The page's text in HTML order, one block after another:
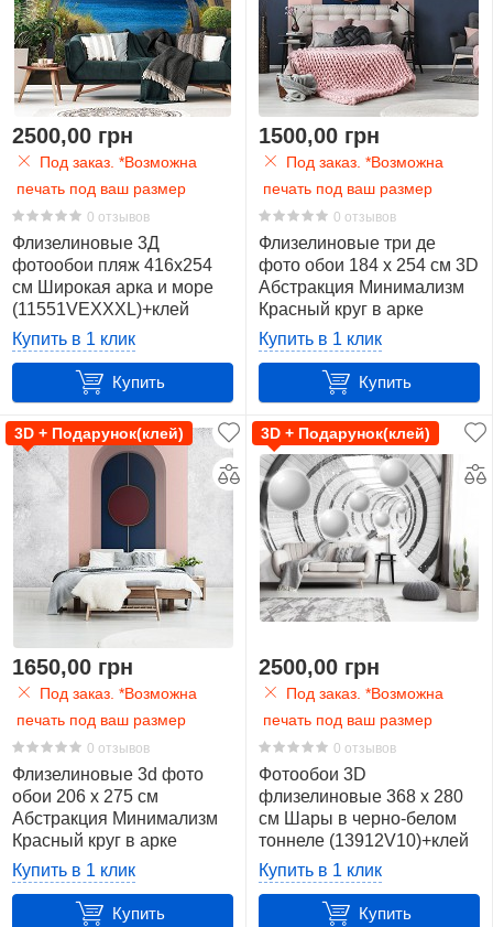
2500,00 грн
Под заказ. *Возможна
печать под ваш размер
0 отзывов
Флизелиновые 3Д
фотообои пляж 416x254
см Широкая арка и море
(11551VEXXXL)+клей
Купить в 1 клик
Купить
1500,00 грн
Под заказ. *Возможна
печать под ваш размер
0 отзывов
Флизелиновые три де
фото обои 184 x 254 см 3D
Абстракция Минимализм
Красный круг в арке
(13747V4A)+клей
Купить в 1 клик
Купить
3D + Подарунок(клей)
1650,00 грн
Под заказ. *Возможна
печать под ваш размер
0 отзывов
Флизелиновые 3d фото
обои 206 x 275 см
Абстракция Минимализм
Красный круг в арке
(13747VEA)+клей
Купить в 1 клик
Купить
3D + Подарунок(клей)
2500,00 грн
Под заказ. *Возможна
печать под ваш размер
0 отзывов
Фотообои 3D
флизелиновые 368 x 280
см Шары в черно-белом
тоннеле (13912V10)+клей
Купить в 1 клик
Купить